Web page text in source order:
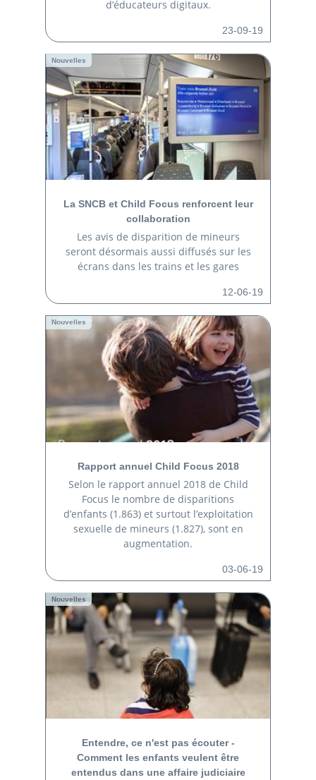
d’éducateurs digitaux.
23-09-19
Nouvelles
La SNCB et Child Focus renforcent leur
collaboration
Les avis de disparition de mineurs
seront désormais aussi diffusés sur les
écrans dans les trains et les gares
12-06-19
Nouvelles
Rapport annuel Child Focus 2018
Selon le rapport annuel 2018 de Child
Focus le nombre de disparitions
d’enfants (1.863) et surtout l’exploitation
sexuelle de mineurs (1.827), sont en
augmentation.
03-06-19
Nouvelles
Entendre, ce n'est pas écouter -
Comment les enfants veulent être
entendus dans une affaire judiciaire